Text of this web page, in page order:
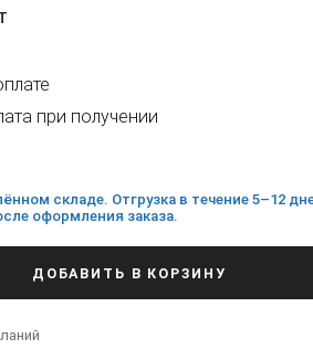
при получении
складе. Отгрузка в течение 5–12
оформления заказа.
ДОБАВИТЬ В КОРЗИНУ